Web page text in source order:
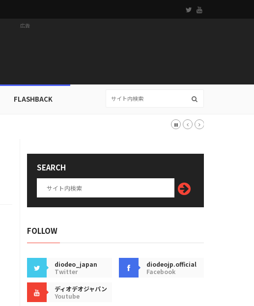
広告
FLASHBACK
SEARCH
FOLLOW
diodeo_japan
Twitter
diodeojp.official
Facebook
ディオデオジャパン
Youtube